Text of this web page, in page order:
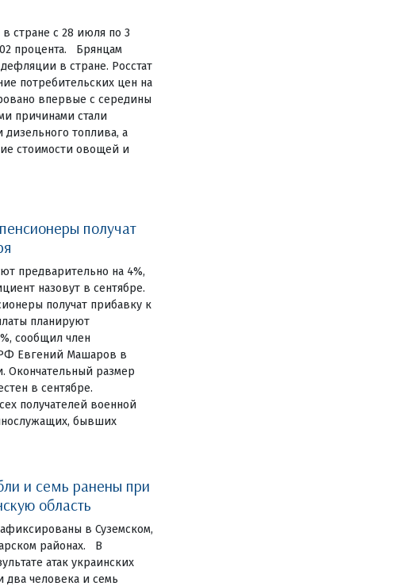
стране с 28 июля по 3
процента. Брянцам
в стране. Росстат
потребительских цен на
впервые с середины
причинами стали
топлива, а
стоимости овощей и
получат
предварительно на 4%,
назовут в сентябре.
получат прибавку к
планируют
сообщил член
Евгений Машаров в
Окончательный размер
в сентябре.
получателей военной
бывших
и семь ранены при
область
в Суземском,
районах. В
атак украинских
два человека и семь